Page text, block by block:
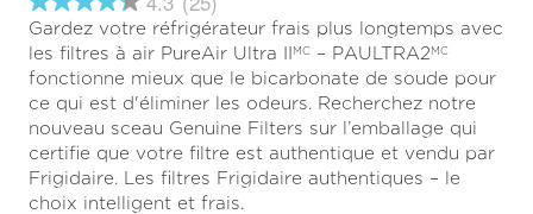
4.3
étoiles
sur
5
,
valeur
de
note
moyenne.
Read
25
Gardez votre réfrigérateur frais plus longtemps avec
les filtres à air PureAir Ultra II MC – PAULTRA2 MC
fonctionne mieux que le bicarbonate de soude pour
ce qui est d'éliminer les odeurs. Recherchez notre
nouveau sceau Genuine Filters sur l’emballage qui
certifie que votre filtre est authentique et vendu par
Frigidaire. Les filtres Frigidaire authentiques – le
choix intelligent et frais.